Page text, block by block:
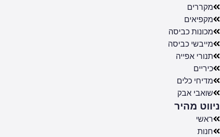
מקררים
מקפיאים
מכונות כביסה
מייבשי כביסה
תנורי אפייה
כיריים
מדיחי כלים
שואבי אבק
ניווט מהיר
ראשי
חנות